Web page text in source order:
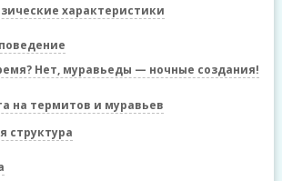
характеристики
Нет, муравьеды — ночные создания!
на термитов и муравьев
структура